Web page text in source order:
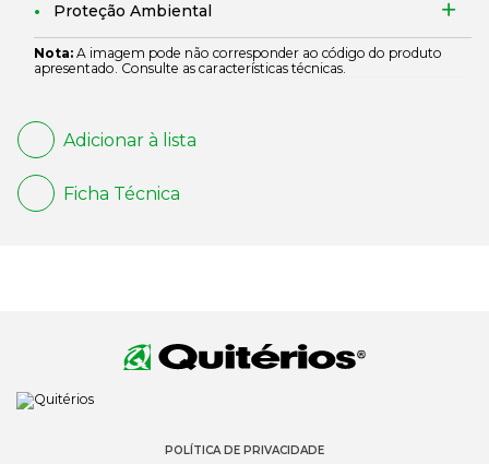
Proteção Ambiental
Nota: A imagem pode não corresponder ao código do produto
apresentado. Consulte as características técnicas.
Adicionar à lista
Ficha Técnica
POLÍTICA DE PRIVACIDADE